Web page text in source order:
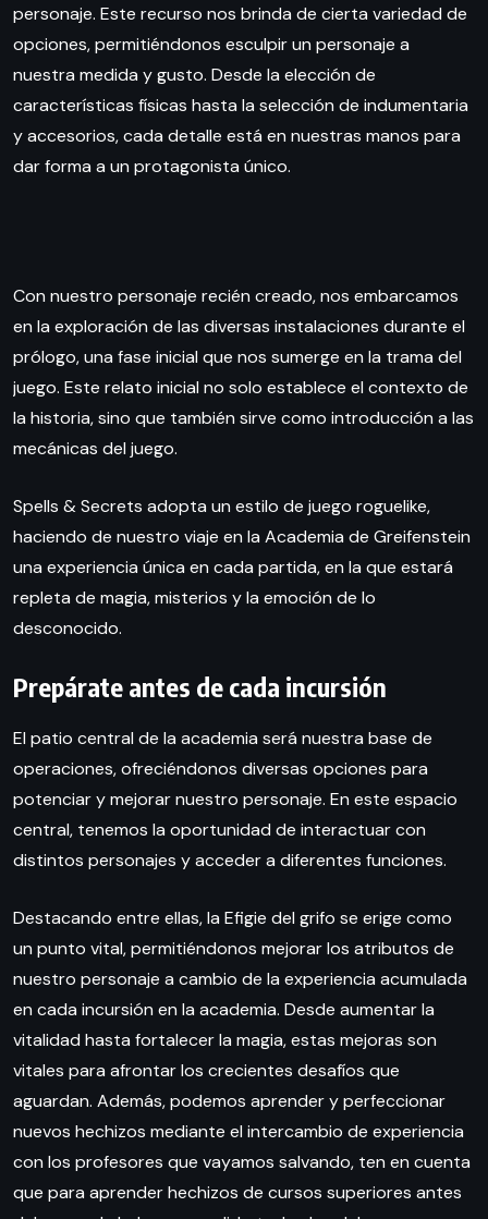
personaje. Este recurso nos brinda de cierta variedad de
opciones, permitiéndonos esculpir un personaje a
nuestra medida y gusto. Desde la elección de
características físicas hasta la selección de indumentaria
y accesorios, cada detalle está en nuestras manos para
dar forma a un protagonista único.
Con nuestro personaje recién creado, nos embarcamos
en la exploración de las diversas instalaciones durante el
prólogo, una fase inicial que nos sumerge en la trama del
juego. Este relato inicial no solo establece el contexto de
la historia, sino que también sirve como introducción a las
mecánicas del juego.
Spells & Secrets adopta un estilo de juego roguelike,
haciendo de nuestro viaje en la Academia de Greifenstein
una experiencia única en cada partida, en la que estará
repleta de magia, misterios y la emoción de lo
desconocido.
Prepárate antes de cada incursión
El patio central de la academia será nuestra base de
operaciones, ofreciéndonos diversas opciones para
potenciar y mejorar nuestro personaje. En este espacio
central, tenemos la oportunidad de interactuar con
distintos personajes y acceder a diferentes funciones.
Destacando entre ellas, la Efigie del grifo se erige como
un punto vital, permitiéndonos mejorar los atributos de
nuestro personaje a cambio de la experiencia acumulada
en cada incursión en la academia. Desde aumentar la
vitalidad hasta fortalecer la magia, estas mejoras son
vitales para afrontar los crecientes desafíos que
aguardan. Además, podemos aprender y perfeccionar
nuevos hechizos mediante el intercambio de experiencia
con los profesores que vayamos salvando, ten en cuenta
que para aprender hechizos de cursos superiores antes